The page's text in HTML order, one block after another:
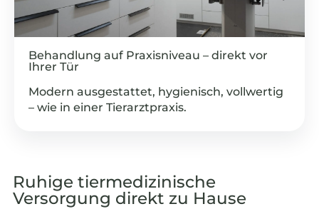
Behandlung auf Praxisniveau – direkt vor
Ihrer Tür
Modern ausgestattet, hygienisch, vollwertig
– wie in einer Tierarztpraxis.
Ruhige tiermedizinische
Versorgung direkt zu Hause